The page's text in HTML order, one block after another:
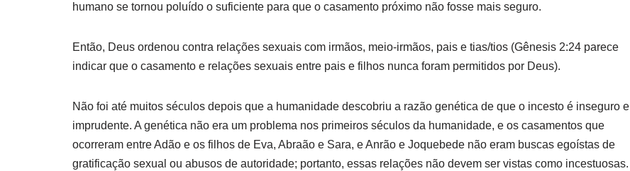
humano se tornou poluído o suficiente para que o casamento próximo não fosse mais seguro.
Então, Deus ordenou contra relações sexuais com irmãos, meio-irmãos, pais e tias/tios (Gênesis 2:24 parece
indicar que o casamento e relações sexuais entre pais e filhos nunca foram permitidos por Deus).
Não foi até muitos séculos depois que a humanidade descobriu a razão genética de que o incesto é inseguro e
imprudente. A genética não era um problema nos primeiros séculos da humanidade, e os casamentos que
ocorreram entre Adão e os filhos de Eva, Abraão e Sara, e Anrão e Joquebede não eram buscas egoístas de
gratificação sexual ou abusos de autoridade; portanto, essas relações não devem ser vistas como incestuosas.